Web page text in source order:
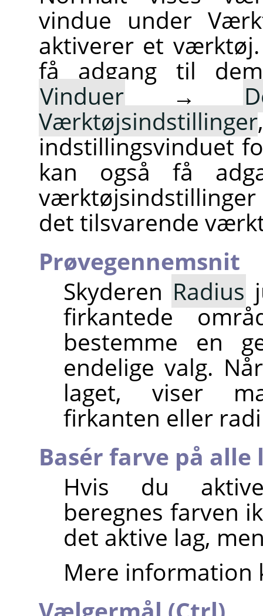
vindue under
aktiverer et
få adgang til
Vinduer →
Værktøjsindstillinger
indstillingsvinduet
kan også få
det tilsvarende
Prøvegennemsnit
Skyderen Radius
firkantede
bestemme en
endelige valg.
laget, viser
firkanten eller
Basér farve på alle
Hvis du
beregnes farven
det aktive lag,
Mere information